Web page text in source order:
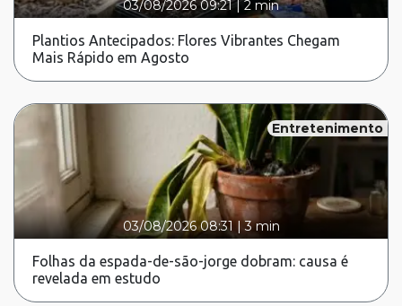
03/08/2026 09:21|2 min
Plantios Antecipados: Flores Vibrantes Chegam
Mais Rápido em Agosto
Entretenimento
03/08/2026 08:31 |3 min
Folhas da espada-de-são-jorge dobram: causa é
revelada em estudo